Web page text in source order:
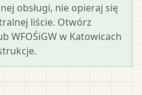
obsługi, nie opieraj się
liście. Otwórz
WFOŚiGW w Katowicach